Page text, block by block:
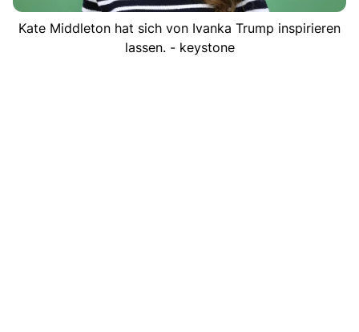
Kate Middleton hat sich von Ivanka Trump inspirieren
lassen. - keystone